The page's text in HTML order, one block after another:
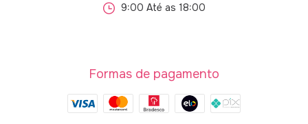
9:00 Até as 18:00
Formas de pagamento